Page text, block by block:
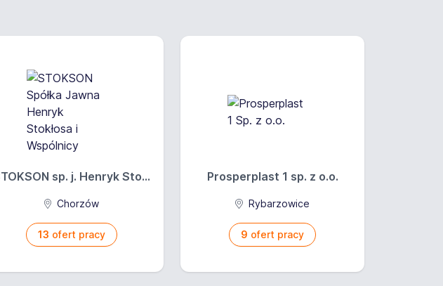
pomoc w załatwianiu spraw; miejsce pracy: Gliwice,
sp. j. Henryk Sto...
Chorzów
13 ofert pracy
Prosperplast 1 sp. z o.o.
Rybarzowice
9 ofert pracy